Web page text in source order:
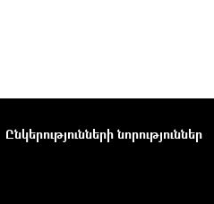
Ընկերությունների նորություններ